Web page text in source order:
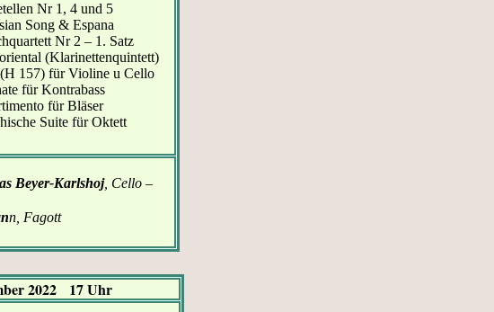
Nr 1, 4 und 5
Song & Espana
Nr 2 – 1. Satz
(Klarinettenquintett)
157) für Violine u Cello
für Kontrabass
für Bläser
Suite für Oktett
Beyer-Karlshoj, Cello –
n, Fagott
2022 17 Uhr